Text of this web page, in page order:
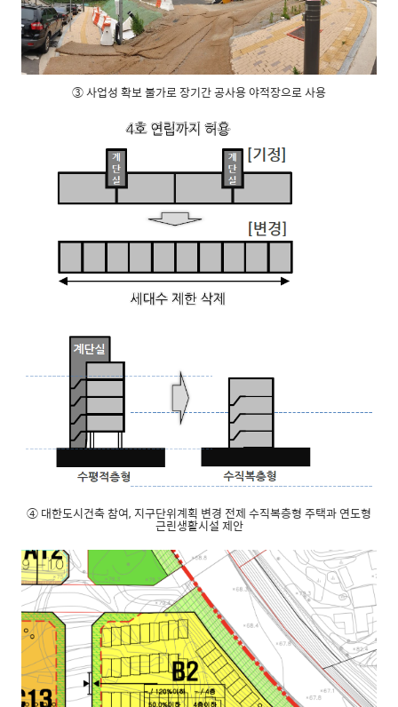
③ 사업성 확보 불가로 장기간 공사용 야적장으로 사용
④ 대한도시건축 참여, 지구단위계획 변경 전제 수직복층형 주택과 연도형
근린생활시설 제안